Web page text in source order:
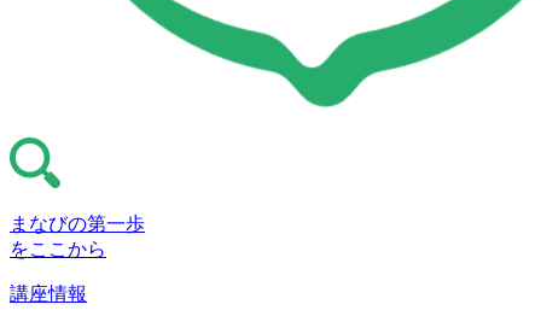
まなびの第一歩
をここから
講座情報